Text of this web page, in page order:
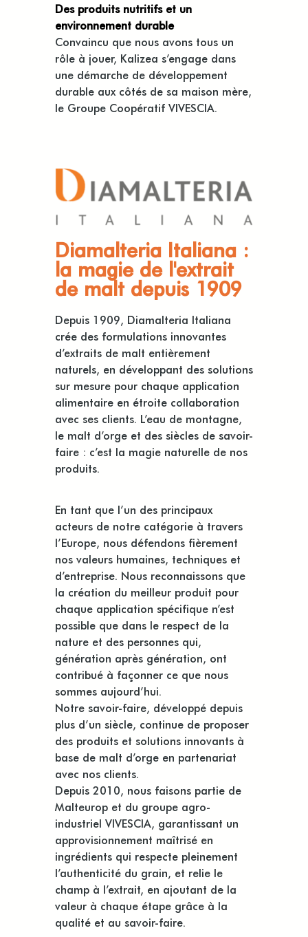
Des produits nutritifs et un
environnement durable
Convaincu que nous avons tous un
rôle à jouer, Kalizea s’engage dans
une démarche de développement
durable aux côtés de sa maison mère,
le Groupe Coopératif VIVESCIA.
Diamalteria Italiana :
la magie de l'extrait
de malt depuis 1909
Depuis 1909, Diamalteria Italiana
crée des formulations innovantes
d’extraits de malt entièrement
naturels, en développant des solutions
sur mesure pour chaque application
alimentaire en étroite collaboration
avec ses clients. L’eau de montagne,
le malt d’orge et des siècles de savoir-
faire : c’est la magie naturelle de nos
produits.
En tant que l’un des principaux
acteurs de notre catégorie à travers
l’Europe, nous défendons fièrement
nos valeurs humaines, techniques et
d’entreprise. Nous reconnaissons que
la création du meilleur produit pour
chaque application spécifique n’est
possible que dans le respect de la
nature et des personnes qui,
génération après génération, ont
contribué à façonner ce que nous
sommes aujourd’hui.
Notre savoir-faire, développé depuis
plus d’un siècle, continue de proposer
des produits et solutions innovants à
base de malt d’orge en partenariat
avec nos clients.
Depuis 2010, nous faisons partie de
Malteurop et du groupe agro-
industriel VIVESCIA, garantissant un
approvisionnement maîtrisé en
ingrédients qui respecte pleinement
l’authenticité du grain, et relie le
champ à l’extrait, en ajoutant de la
valeur à chaque étape grâce à la
qualité et au savoir-faire.